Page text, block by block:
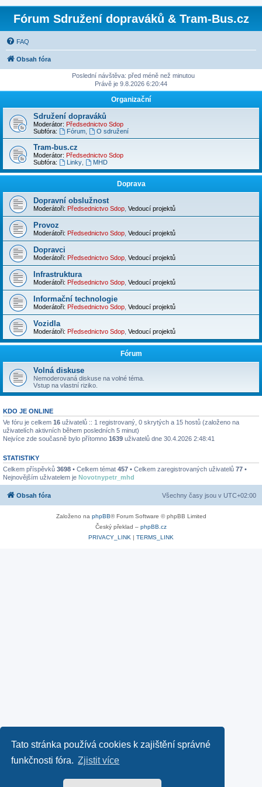
Tato stránka používá cookies k zajištění správné
funkčnosti fóra. Zjistit více
Fórum Sdružení dopraváků & Tram-Bus.cz
FAQ
Obsah fóra
Poslední návštěva: před méně než minutou
Právě je 9.8.2026 6:20:44
Organizační
Sdružení dopraváků
Moderátor: Předsednictvo Sdop
Subfóra:
Fórum, O sdružení
Tram-bus.cz
Moderátor: Předsednictvo Sdop
Subfóra:
Linky, MHD
Doprava
Dopravní obslužnost
Moderátoři: Předsednictvo Sdop Vedoucí projektů
Provoz
Moderátoři: Předsednictvo Sdop Vedoucí projektů
Dopravci
Moderátoři: Předsednictvo Sdop Vedoucí projektů
Infrastruktura
Moderátoři: Předsednictvo Sdop Vedoucí projektů
Informační technologie
Moderátoři: Předsednictvo Sdop Vedoucí projektů
Vozidla
Moderátoři: Předsednictvo Sdop Vedoucí projektů
Fórum
Volná diskuse
Nemoderovaná diskuse na volné téma.
Vstup na vlastní riziko.
KDO JE ONLINE
Ve fóru je celkem 16 uživatelů :: 1 registrovaný, 0 skrytých a 15 hostů (založeno na
uživatelích aktivních během posledních 5 minut)
Nejvíce zde současně bylo přítomno 1639 uživatelů dne 30.4.2026 2:48:41
STATISTIKY
Celkem příspěvků 3698 • Celkem témat 457 • Celkem zaregistrovaných uživatelů 77 •
Nejnovějším uživatelem je Novotnypetr_mhd
Obsah fóra Všechny časy jsou v UTC+02:00
Založeno na phpBB® Forum Software © phpBB Limited
Český překlad – phpBB.cz
PRIVACY_LINK | TERMS_LINK